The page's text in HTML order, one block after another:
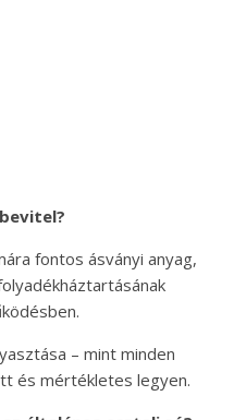
fontos ásványi anyag,
– mint minden
és mértékletes legyen.